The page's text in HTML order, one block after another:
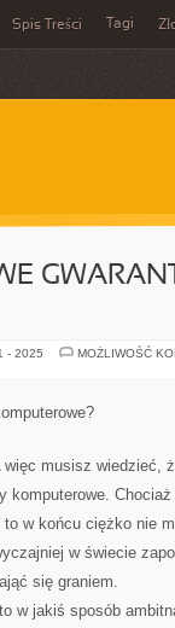
Spis Treści Tagi
- 2025
MOŻLIWOŚĆ
musisz wiedzieć,
komputerowe.
w końcu ciężko nie
w świecie
się graniem.
w jakiś sposób